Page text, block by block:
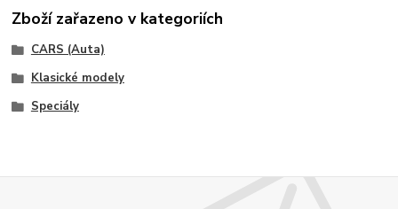
Zboží zařazeno v kategoriích
CARS (Auta)
Klasické modely
Speciály